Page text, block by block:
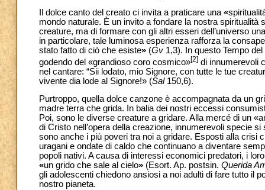
Il dolce canto del creato ci invita a praticare una «
mondo naturale. È un invito a fondare la nostra spiritualità
creature, ma di formare con gli altri esseri dell’universo
in particolare, tale luminosa esperienza rafforza la
stato fatto di ciò che esiste» (Gv 1,3). In questo Tempo
godendo del «grandioso coro cosmico»[2] di innumerevoli
nel cantare: “Sii lodato, mio Signore, con tutte le tue
vivente dia lode al Signore!» (Sal150,6).
Purtroppo, quella dolce canzone è accompagnata da un
madre terra che grida. In balia dei nostri eccessi
Poi, sono le diverse creature a gridare. Alla mercé di un
di Cristo nell’opera della creazione, innumerevoli specie
sono anche i più poveri tra noi a gridare. Esposti alla crisi
uragani e ondate di caldo che continuano a diventare
popoli nativi. A causa di interessi economici predatori, i
«un grido che sale al cielo» (Esort. Ap. postsin. Querida
gli adolescenti chiedono ansiosi a noi adulti di fare tutto il
nostro pianeta.